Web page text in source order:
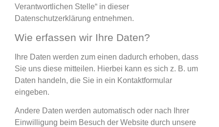
Verantwortlichen Stelle“ in dieser
Datenschutzerklärung entnehmen.
Wie erfassen wir Ihre Daten?
Ihre Daten werden zum einen dadurch erhoben, dass
Sie uns diese mitteilen. Hierbei kann es sich z. B. um
Daten handeln, die Sie in ein Kontaktformular
eingeben.
Andere Daten werden automatisch oder nach Ihrer
Einwilligung beim Besuch der Website durch unsere